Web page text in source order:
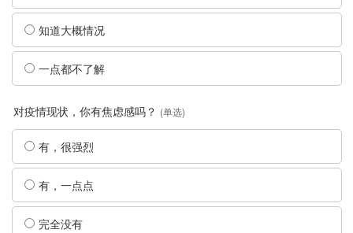
知道大概情况
一点都不了解
对疫情现状，你有焦虑感吗？ (单选)
有，很强烈
有，一点点
完全没有